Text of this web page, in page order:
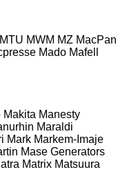
MTU MWM MZ MacPan
Mado Mafell
Makita Manesty
Maraldi
Mark Markem-Imaje
Mase Generators
Matrix Matsuura